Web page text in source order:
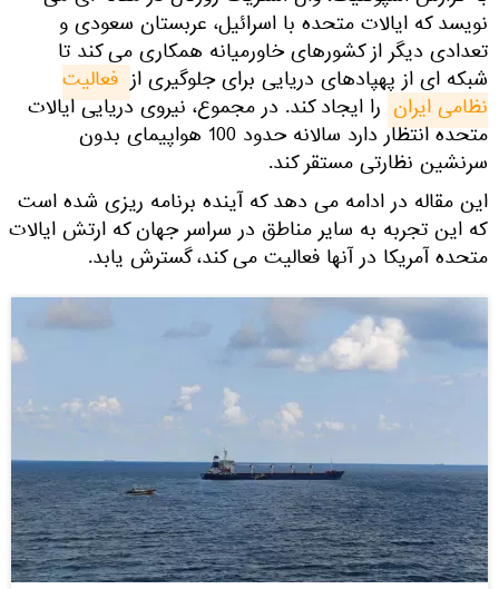
نویسد که ایالات متحده با اسرائیل، عربستان سعودی و
تعدادی دیگر از کشورهای خاورمیانه همکاری می کند تا
شبکه ای از پهپادهای دریایی برای جلوگیری از
نظامی ایران را ایجاد کند. در مجموع، نیروی دریایی ایالات
متحده انتظار دارد سالانه حدود 100 هواپیمای بدون
سرنشین نظارتی مستقر کند.
این مقاله در ادامه می دهد که آینده برنامه ریزی شده است
که این تجربه به سایر مناطق در سراسر جهان که ارتش ایالات
متحده آمریکا در آنها فعالیت می کند، گسترش یابد.